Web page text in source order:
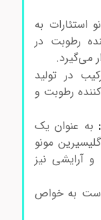
به
رطوبت در
در تولید
رطوبت و
عنوان یک
مونو
نیز
به خواص